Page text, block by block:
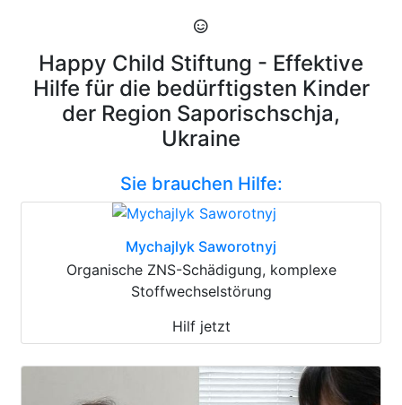
Happy Child Stiftung - Effektive
Hilfe für die bedürftigsten Kinder
der Region Saporischschja,
Ukraine
Sie brauchen Hilfe:
Mychajlyk Saworotnyj
Organische ZNS-Schädigung, komplexe
Stoffwechselstörung
Hilf jetzt